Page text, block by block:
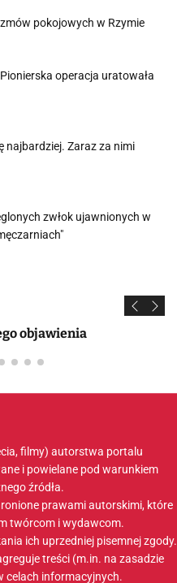
pokojowych w Rzymie
operacja uratowała
najbardziej. Zaraz za nimi
zwłok ujawnionych w
objawienia
filmy) autorstwa portalu
i powielane pod warunkiem
źródła.
prawami autorskimi, które
twórcom i wydawcom.
ich uprzedniej pisemnej zgody.
treści (m.in. na zasadzie
celach informacyjnych.